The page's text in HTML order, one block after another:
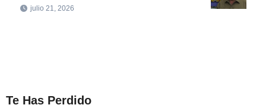
julio 21, 2026
Te Has Perdido